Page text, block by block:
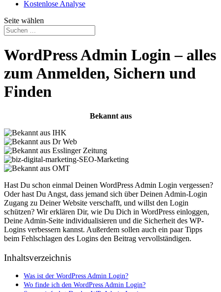
Kostenlose Analyse
Seite wählen
WordPress Admin Login – alles
zum Anmelden, Sichern und
Finden
Bekannt aus
Hast Du schon einmal Deinen WordPress Admin Login vergessen?
Oder hast Du Angst, dass jemand sich über Deinen Admin-Login
Zugang zu Deiner Website verschafft, und willst den Login
schützen? Wir erklären Dir, wie Du Dich in WordPress einloggen,
Deine Admin-Seite individualisieren und die Sicherheit des WP-
Logins verbessern kannst. Außerdem sollen auch ein paar Tipps
beim Fehlschlagen des Logins den Beitrag vervollständigen.
Inhaltsverzeichnis
Was ist der WordPress Admin Login?
Wo finde ich den WordPress Admin Login?